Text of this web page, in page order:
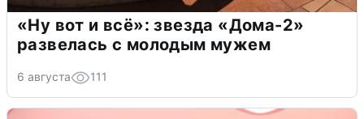
«Ну вот и всё»: звезда «Дома-2»
развелась с молодым мужем
6 августа 111